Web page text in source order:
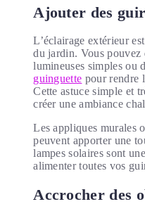
Ajouter des
L’éclairage extérieur
du jardin. Vous pouvez
lumineuses simples ou
guinguette pour rendre
Cette astuce simple et
créer une ambiance
Les appliques murales
peuvent apporter une
lampes solaires sont
alimenter toutes vos
Accrocher des